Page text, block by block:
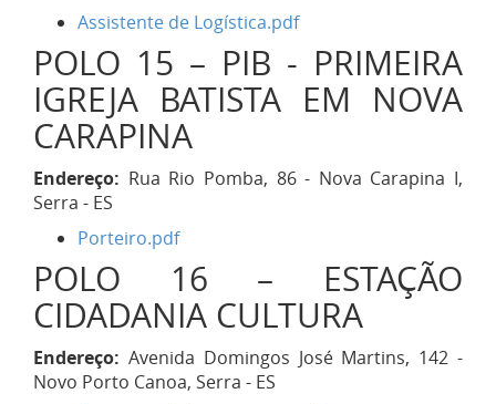
Assistente de Logística.pdf
POLO 15 – PIB - PRIMEIRA
IGREJA BATISTA EM NOVA
CARAPINA
Endereço: Rua Rio Pomba, 86 - Nova Carapina I,
Serra - ES
Porteiro.pdf
POLO 16 – ESTAÇÃO
CIDADANIA CULTURA
Endereço: Avenida Domingos José Martins, 142 -
Novo Porto Canoa, Serra - ES